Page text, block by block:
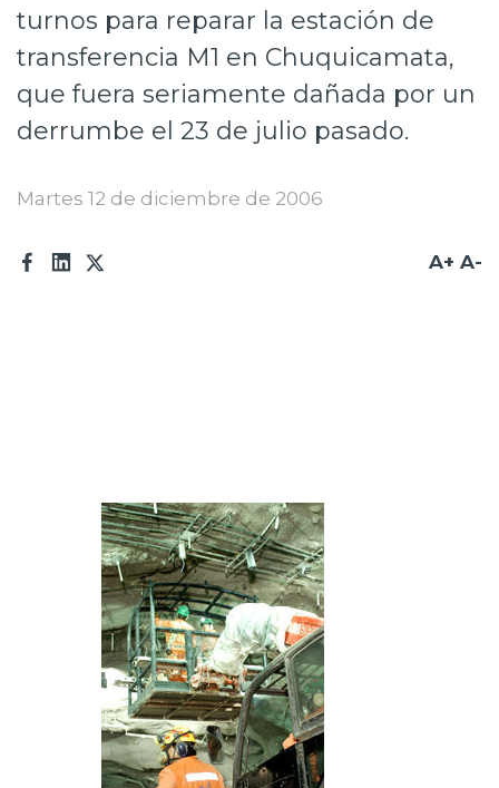
Innovación
Inversionistas
Transparencia activa
Canales de denuncia
turnos para reparar la estación de
transferencia M1 en Chuquicamata,
que fuera seriamente dañada por un
derrumbe el 23 de julio pasado.
Martes 12 de diciembre de 2006
A+ A-